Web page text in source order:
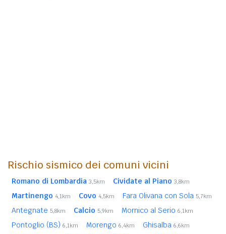
Rischio sismico dei comuni vicini
Romano di Lombardia 3,5km Cividate al Piano 3,8km
Martinengo 4,1km Covo 4,5km Fara Olivana con Sola 5,7km
Antegnate 5,8km Calcio 5,9km Mornico al Serio 6,1km
Pontoglio (BS) 6,1km Morengo 6,4km Ghisalba 6,6km